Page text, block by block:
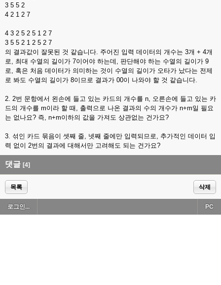
3 5 5 2
4 2 1 2 7
4 3 2 5 2 5 1 2 7
3 5 5 2 1 2 5 2 7
의 결과값이 잘못된 것 같습니다. 주어진 입력 데이터의 개수는 3개 + 4개
로, 최대 수열의 길이가 7이어야 하는데, 판단해야 하는 수열의 길이가 9
로, 혹은 처음 데이터가 의미하는 것이 수열의 길이가 오타가 났다는 전제
로 봐도 수열의 길이가 8이므로 결과가 00이 나와야 할 것 같습니다.
2. 2번 문항에서 왼손에 들고 있는 카드의 개수를 n, 오른손에 들고 있는 카
드의 개수를 m이라 할 때, 출력으로 나온 결과의 수의 개수가 n+m일 필요
는 없나요? 즉, n+m이하의 값을 가져도 상관없는 건가요?
3. 섞인 카드 묶음이 셋째 줄, 넷째 줄에만 입력되므로, 추가적인 데이터 입
력 없이 2번의 결과에 대해서만 고려해도 되는 건가요?
댓글 [4]
목록 삭제
로그인... PC